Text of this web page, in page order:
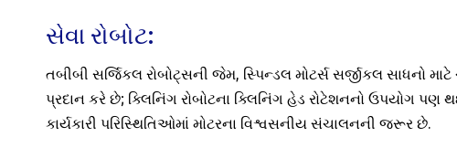
સેવા રોબોટ:
તબીબી સર્જિકલ રોબોટ્સની જેમ, સ્પિન્ડલ મોટર્સ સર્જીકલ સાધનો માટે
પ્રદાન કરે છે; ક્લિનિંગ રોબોટના ક્લિનિંગ હેડ રોટેશનનો ઉપયોગ પણ
કાર્યકારી પરિસ્થિતિઓમાં મોટરના વિશ્વસનીય સંચાલનની જરૂર છે.